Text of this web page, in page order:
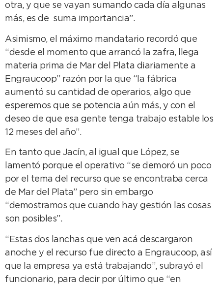
otra, y que se vayan sumando cada día algunas
más, es de suma importancia”.
Asimismo, el máximo mandatario recordó que
“desde el momento que arrancó la zafra, llega
materia prima de Mar del Plata diariamente a
Engraucoop” razón por la que “la fábrica
aumentó su cantidad de operarios, algo que
esperemos que se potencia aún más, y con el
deseo de que esa gente tenga trabajo estable los
12 meses del año”.
En tanto que Jacín, al igual que López, se
lamentó porque el operativo “se demoró un poco
por el tema del recurso que se encontraba cerca
de Mar del Plata” pero sin embargo
“demostramos que cuando hay gestión las cosas
son posibles”.
“Estas dos lanchas que ven acá descargaron
anoche y el recurso fue directo a Engraucoop, así
que la empresa ya está trabajando”, subrayó el
funcionario, para decir por último que “en